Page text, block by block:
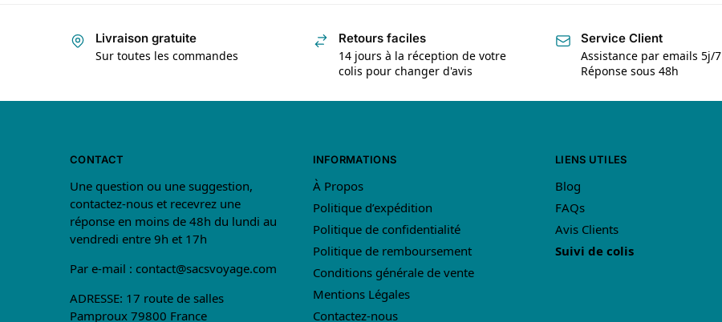
Livraison gratuite
Sur toutes les commandes
Retours faciles
14 jours à la réception de votre
colis pour changer d'avis
Service Client
Assistance par emails 5j/7
Réponse sous 48h
CONTACT
Une question ou une suggestion,
contactez-nous et recevrez une
réponse en moins de 48h du lundi au
vendredi entre 9h et 17h
Par e-mail : contact@sacsvoyage.com
ADRESSE: 17 route de salles
Pamproux 79800 France
INFORMATIONS
À Propos
Politique d’expédition
Politique de confidentialité
Politique de remboursement
Conditions générale de vente
Mentions Légales
Contactez-nous
LIENS UTILES
Blog
FAQs
Avis Clients
Suivi de colis